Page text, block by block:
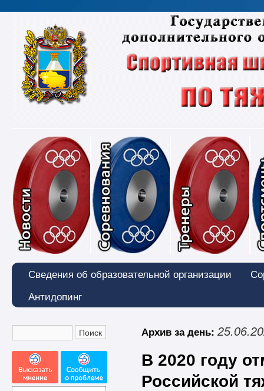
Новости Соревнования
Сведения об образовательной организации
Антидопинг
Архив за день:
В 2020 году
Российской